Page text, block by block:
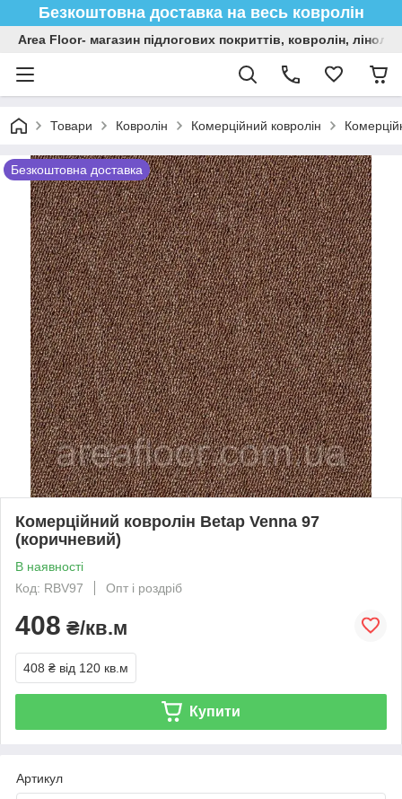
Безкоштовна доставка на весь ковролін
Area Floor- магазин підлогових покриттів, ковролін,
Товари Ковролін Комерційний ковролін
Безкоштовна доставка
Комерційний ковролін Betap Venna 97
(коричневий)
В наявності
Код: RBV97
Опт і роздріб
408 ₴/кв.м
408 ₴ від 120 кв.м
Купити
Артикул